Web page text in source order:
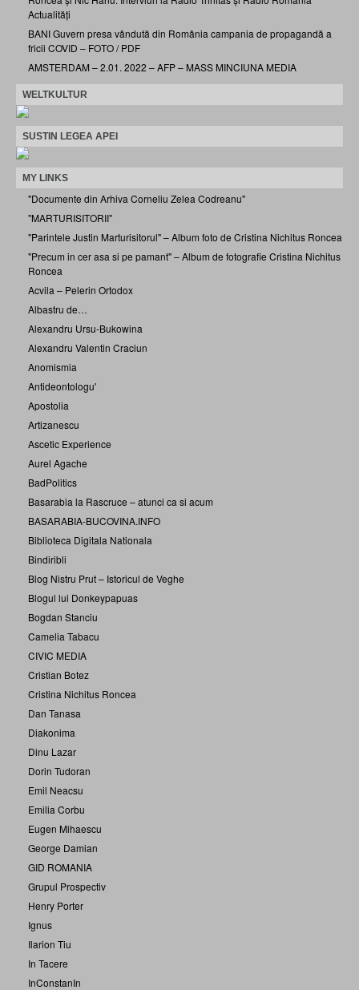
Actualități
BANI Guvern presa vândută din România campania de propagandă a
fricii COVID – FOTO / PDF
AMSTERDAM – 2.01. 2022 – AFP – MASS MINCIUNA MEDIA
WELTKULTUR
SUSTIN LEGEA APEI
MY LINKS
"Documente din Arhiva Corneliu Zelea Codreanu"
"MARTURISITORII"
"Parintele Justin Marturisitorul" – Album foto de Cristina Nichitus Roncea
"Precum in cer asa si pe pamant" – Album de fotografie Cristina Nichitus
Roncea
Acvila – Pelerin Ortodox
Albastru de…
Alexandru Ursu-Bukowina
Alexandru Valentin Craciun
Anomismia
Antideontologu'
Apostolia
Artizanescu
Ascetic Experience
Aurel Agache
BadPolitics
Basarabia la Rascruce – atunci ca si acum
BASARABIA-BUCOVINA.INFO
Biblioteca Digitala Nationala
Bindiribli
Blog Nistru Prut – Istoricul de Veghe
Blogul lui Donkeypapuas
Bogdan Stanciu
Camelia Tabacu
CIVIC MEDIA
Cristian Botez
Cristina Nichitus Roncea
Dan Tanasa
Diakonima
Dinu Lazar
Dorin Tudoran
Emil Neacsu
Emilia Corbu
Eugen Mihaescu
George Damian
GID ROMANIA
Grupul Prospectiv
Henry Porter
Ignus
Ilarion Tiu
In Tacere
InConstanIn